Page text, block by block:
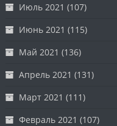
Июль 2021 (107)
Июнь 2021 (115)
Май 2021 (136)
Апрель 2021 (131)
Март 2021 (111)
Февраль 2021 (107)